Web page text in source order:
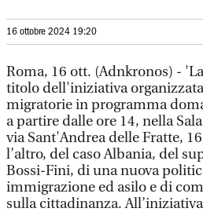
16 ottobre 2024 19:20
Roma, 16 ott. (Adnkronos) -
titolo dell'iniziativa
migratorie in programma
a partire dalle ore 14, nella
via Sant'Andrea delle Fratte,
l’altro, del caso Albania, del
Bossi-Fini, di una nuova
immigrazione ed asilo e di
sulla cittadinanza.